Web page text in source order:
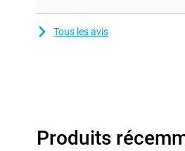
Tous les avis
Produits